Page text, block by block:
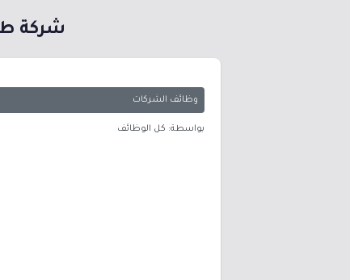
شركة
وظائف الشركات
بواسطة: كل الوظائف